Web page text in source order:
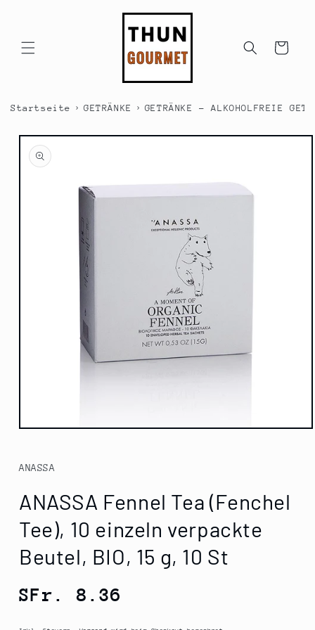
Warenkorb
Startseite › GETRÄNKE › GETRÄNKE - ALKOHOLFREIE
Medien
Modal
öffnen
ANASSA
ANASSA Fennel Tea (Fenchel
Tee), 10 einzeln verpackte
Beutel, BIO, 15 g, 10 St
Normaler
SFr. 8.36